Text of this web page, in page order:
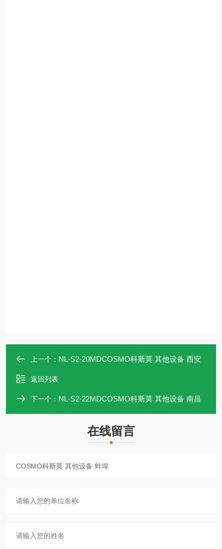
上一个： NL-S2-20MDCOSMO科斯莫 其他设备 西安
返回列表
下一个： NL-S2-22MDCOSMO科斯莫 其他设备 南昌
在线留言